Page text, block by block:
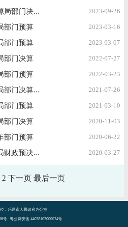
2023-09-26
局部门决...
2023-03-16
部门预算
2023-03-07
部门预算
2022-07-27
部门决算
2022-03-23
部门预算
2021-07-26
部门决算...
2021-03-10
部门预算
2020-11-03
部门决算
2020-06-22
部门预算
2020-03-27
财政预决...
2 下一页 最后一页
：乐昌市人民政府办公室
号 粤公网安备 44028102000034号